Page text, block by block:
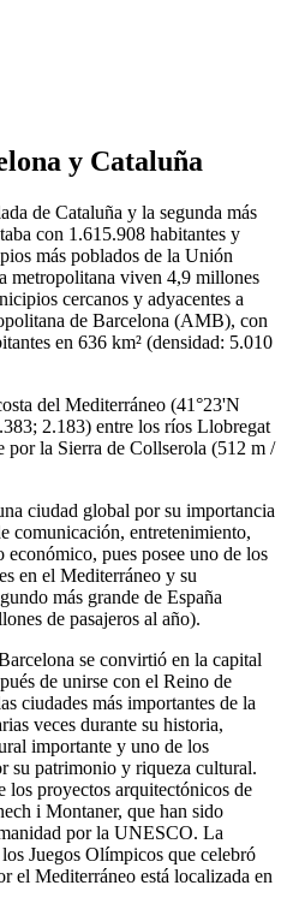
y Cataluña
de Cataluña y la segunda más
con 1.615.908 habitantes y
más poblados de la Unión
metropolitana viven 4,9 millones
cercanos y adyacentes a
de Barcelona (AMB), con
en 636 km² (densidad: 5.010
del Mediterráneo (41°23'N
2.183) entre los ríos Llobregat
por la Sierra de Collserola (512 m /
ciudad global por su importancia
comunicación, entretenimiento,
pues posee uno de los
en el Mediterráneo y su
más grande de España
de pasajeros al año).
se convirtió en la capital
de unirse con el Reino de
ciudades más importantes de la
veces durante su historia,
importante y uno de los
su patrimonio y riqueza cultural.
los proyectos arquitectónicos de
i Montaner, que han sido
por la UNESCO. La
Juegos Olímpicos que celebró
el Mediterráneo está localizada en